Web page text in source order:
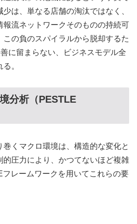
は、単なる店舗の淘汰ではなく、
報流ネットワークそのものの持続可
の負のスパイラルから脱却するた
に留まらない、ビジネスモデル全
。
分析（PESTLE
くマクロ環境は、構造的な変化と
的圧力により、かつてないほど複雑
レームワークを用いてこれらの要